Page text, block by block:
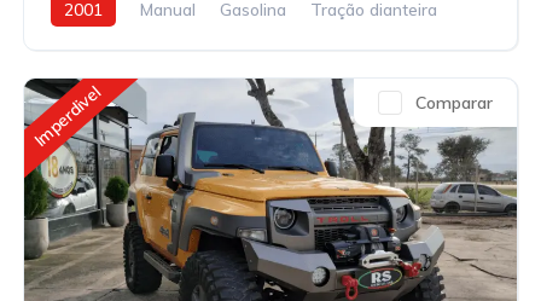
2001 Manual Gasolina Tração dianteira
Imperdivel Comparar